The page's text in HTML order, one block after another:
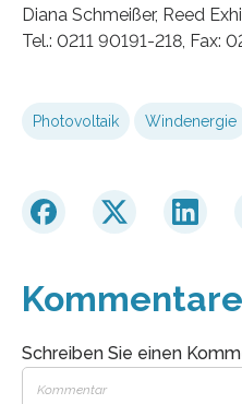
Diana Schmeißer, Reed
Tel.: 0211 90191-218, Fax:
Photovoltaik Windenergie
Schreiben Sie einen